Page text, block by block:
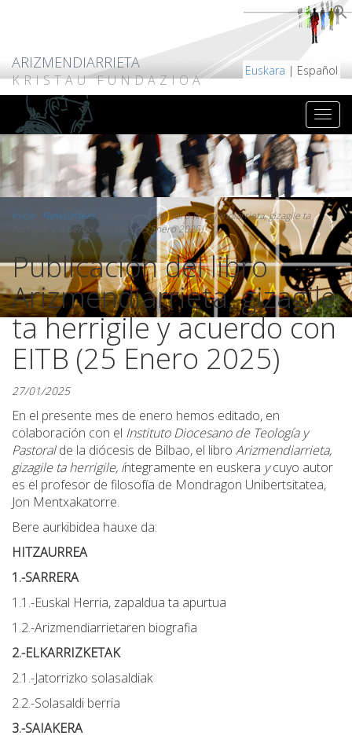
ARIZMENDIARRIETA
KRISTAU FUNDAZIOA
Euskara | Español
Inicio/ Newsletters/
Publicación del libro Arizmendiarrieta, gizagile ta
herrigile y acuerdo con EITB (25 Enero 2025)
Publicación del libro
Arizmendiarrieta, gizagile
ta herrigile y acuerdo con
EITB (25 Enero 2025)
27/01/2025
En el presente mes de enero hemos editado, en
colaboración con el Instituto Diocesano de Teología y
Pastoralde la diócesis de Bilbao, el libro Arizmendiarrieta,
gizagile ta herrigile, íntegramente en euskera ycuyo autor
es el profesor de filosofía de Mondragon Unibertsitatea,
Jon Mentxakatorre.
Bere aurkibidea hauxe da:
HITZAURREA
1.-SARRERA
1.1.-Euskal Herria, zapaldua ta apurtua
1.2.-Arizmendiarrietaren biografia
2.-ELKARRIZKETAK
2.1.-Jatorrizko solasaldiak
2.2.-Solasaldi berria
3.-SAIAKERA